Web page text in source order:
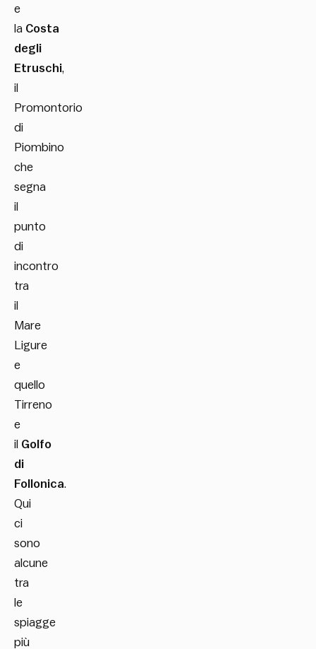
e
la Costa
degli
Etruschi,
il
Promontorio
di
Piombino
che
segna
il
punto
di
incontro
tra
il
Mare
Ligure
e
quello
Tirreno
e
il Golfo
di
Follonica.
Qui
ci
sono
alcune
tra
le
spiagge
più